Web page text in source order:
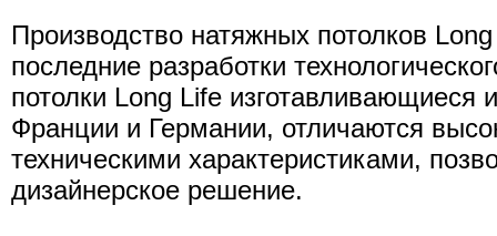
Производство натяжных потолков
последние разработки
потолки Long Life
Франции и Германии, отличаются
техническими характеристиками,
дизайнерское решение.